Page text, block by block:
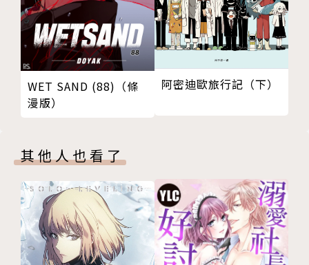
WET SAND (88)（條
漫版）
阿密迪歐旅行記（下）
其他人也看了